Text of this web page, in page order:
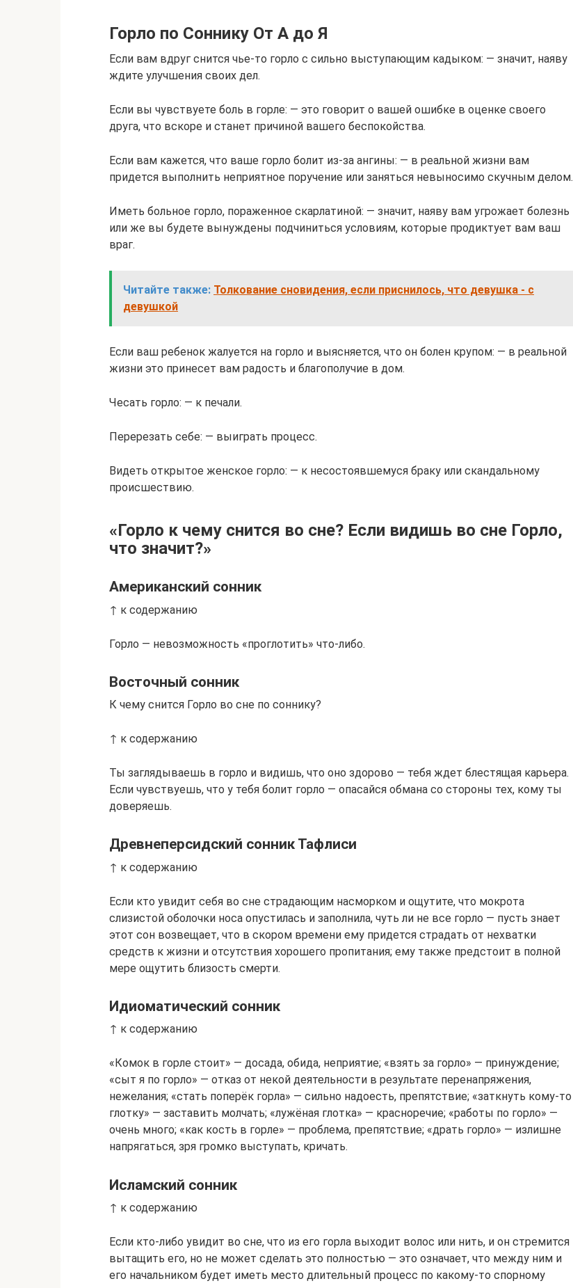
Горло по Соннику От А до Я
Если вам вдруг снится чье-то горло с сильно выступающим кадыком: — значит, наяву
ждите улучшения своих дел.
Если вы чувствуете боль в горле: — это говорит о вашей ошибке в оценке своего
друга, что вскоре и станет причиной вашего беспокойства.
Если вам кажется, что ваше горло болит из-за ангины: — в реальной жизни вам
придется выполнить неприятное поручение или заняться невыносимо скучным делом.
Иметь больное горло, пораженное скарлатиной: — значит, наяву вам угрожает болезнь
или же вы будете вынуждены подчиниться условиям, которые продиктует вам ваш
враг.
Читайте также: Толкование сновидения, если приснилось, что девушка - с
девушкой
Если ваш ребенок жалуется на горло и выясняется, что он болен крупом: — в реальной
жизни это принесет вам радость и благополучие в дом.
Чесать горло: — к печали.
Перерезать себе: — выиграть процесс.
Видеть открытое женское горло: — к несостоявшемуся браку или скандальному
происшествию.
«Горло к чему снится во сне? Если видишь во сне Горло,
что значит?»
Американский сонник
↑ к содержанию
Горло — невозможность «проглотить» что-либо.
Восточный сонник
К чему снится Горло во сне по соннику?
↑ к содержанию
Ты заглядываешь в горло и видишь, что оно здорово — тебя ждет блестящая карьера.
Если чувствуешь, что у тебя болит горло — опасайся обмана со стороны тех, кому ты
доверяешь.
Древнеперсидский сонник Тафлиси
↑ к содержанию
Если кто увидит себя во сне страдающим насморком и ощутите, что мокрота
слизистой оболочки носа опустилась и заполнила, чуть ли не все горло — пусть знает
этот сон возвещает, что в скором времени ему придется страдать от нехватки
средств к жизни и отсутствия хорошего пропитания; ему также предстоит в полной
мере ощутить близость смерти.
Идиоматический сонник
↑ к содержанию
«Комок в горле стоит» — досада, обида, неприятие; «взять за горло» — принуждение;
«сыт я по горло» — отказ от некой деятельности в результате перенапряжения,
нежелания; «стать поперёк горла» — сильно надоесть, препятствие; «заткнуть кому-то
глотку» — заставить молчать; «лужёная глотка» — красноречие; «работы по горло» —
очень много; «как кость в горле» — проблема, препятствие; «драть горло» — излишне
напрягаться, зря громко выступать, кричать.
Исламский сонник
↑ к содержанию
Если кто-либо увидит во сне, что из его горла выходит волос или нить, и он стремится
вытащить его, но не может сделать это полностью — это означает, что между ним и
его начальником будет иметь место длительный процесс по какому-то спорному